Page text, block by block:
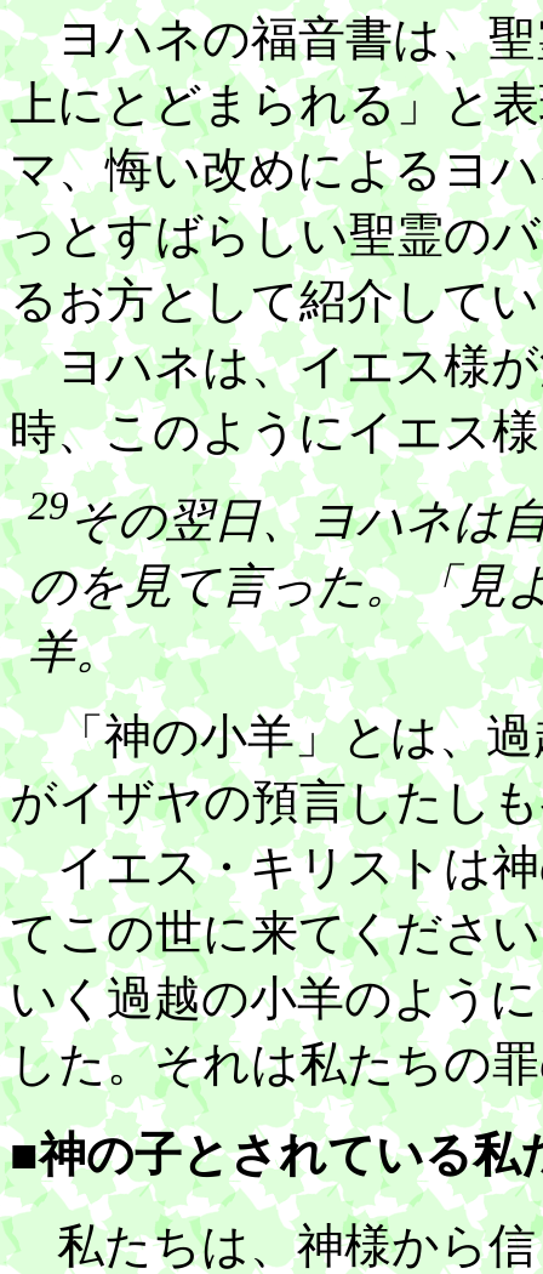
ヨハネの福音書は、聖
上にとどまられる」と
マ、悔い改めによるヨ
っとすばらしい聖霊の
るお方として紹介して
ヨハネは、イエス様が
時、このようにイエス
29その翌日、ヨハネは
のを見て言った。「見
羊。
「神の小羊」とは、過
がイザヤの預言したし
イエス・キリストは神
てこの世に来てくださ
いく過越の小羊のよう
した。それは私たちの
■神の子とされている私
私たちは、神様から信